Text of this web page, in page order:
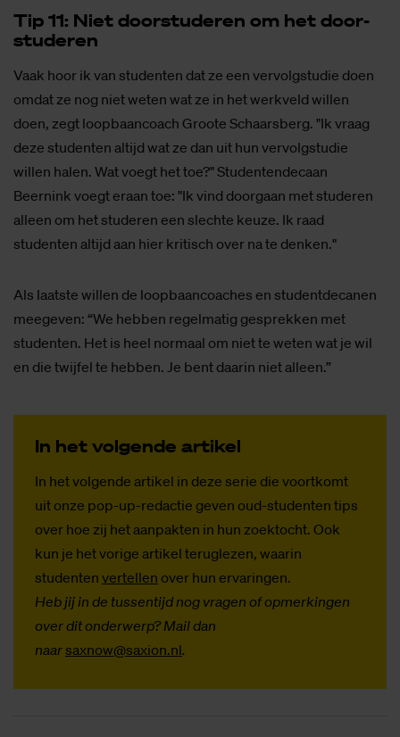
Tip 11: Niet door­stu­de­ren om het door­
stu­de­ren
Vaak hoor ik van studenten dat ze een vervolgstudie doen
omdat ze nog niet weten wat ze in het werkveld willen
doen, zegt loopbaancoach Groote Schaarsberg. "Ik vraag
deze studenten altijd wat ze dan uit hun vervolgstudie
willen halen. Wat voegt het toe?" Studentendecaan
Beernink voegt eraan toe: "Ik vind doorgaan met studeren
alleen om het studeren een slechte keuze. Ik raad
studenten altijd aan hier kritisch over na te denken."
Als laatste willen de loopbaancoaches en studentdecanen
meegeven: “We hebben regelmatig gesprekken met
studenten. Het is heel normaal om niet te weten wat je wil
en die twijfel te hebben. Je bent daarin niet alleen.”
In het vol­gen­de ar­ti­kel
In het volgende artikel in deze serie die voortkomt
uit onze pop-up-redactie geven oud-studenten tips
over hoe zij het aanpakten in hun zoektocht. Ook
kun je het vorige artikel teruglezen, waarin
studenten vertellen over hun ervaringen.
Heb jij in de tussentijd nog vragen of opmerkingen
over dit onderwerp? Mail dan
naarsaxnow@saxion.nl.